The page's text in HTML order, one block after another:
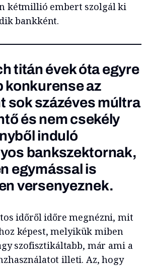
kétmillió embert szolgál ki
bankként.
titán évek óta egyre
konkurense az
sok százéves múltra
és nem csekély
induló
bankszektornak,
egymással is
versenyeznek.
időről időre megnézni, mit
képest, melyikük miben
szofisztikáltabb, már ami a
illeti. Az, hogy